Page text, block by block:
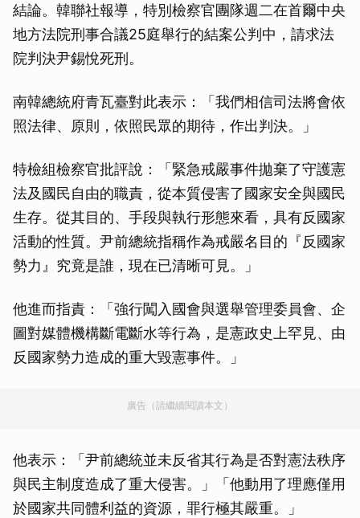
結論。韓聯社報導，特別檢察官團隊週二在首爾中央
地方法院刑事合議25庭舉行的結案公判中，請求法
院判決尹錫悅死刑。
南韓總統府青瓦臺對此表示：「我們相信司法將會依
照法律、原則，依照民眾的期待，作出判決。」
特檢組檢察官批評說：「緊急戒嚴事件拋棄了守護憲
法及國民自由的職責，從本質侵害了國家安全與國民
生存。從其目的、手段與執行形態來看，具有反國家
活動的性質。尹前總統指稱作為戒嚴名目的『反國家
勢力』究竟是誰，現在已清晰可見。」
他進而指責：「強行闖入國會與選舉管理委員會、企
圖對媒體機構斷電斷水等行為，是憲政史上罕見、由
反國家勢力造成的重大毀憲事件。」
廣告（請繼續閱讀本文）
他表示：「尹前總統並未反省其行為是否對憲法秩序
與民主制度造成了重大侵害。」「他動用了理應僅用
於國家共同體利益的資源，罪行極其嚴重。」